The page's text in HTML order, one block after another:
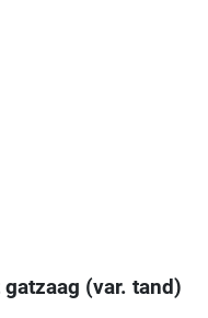
(var. tand)